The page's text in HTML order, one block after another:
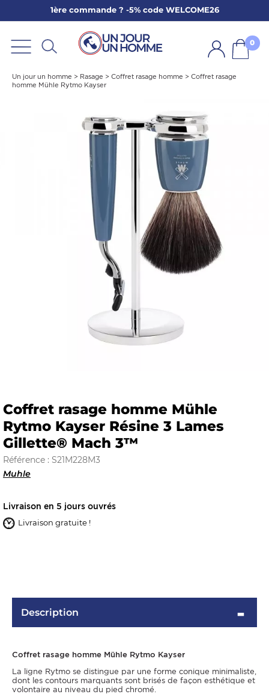
1ère commande ? -5% code WELCOME26
0
Un jour un homme > Rasage > Coffret rasage homme > Coffret rasage
homme Mühle Rytmo Kayser
Coffret rasage homme Mühle
Rytmo Kayser Résine 3 Lames
Gillette® Mach 3™
Référence : S21M228M3
Muhle
Livraison en 5 jours ouvrés
Livraison gratuite !
Description
Coffret rasage homme Mühle Rytmo Kayser
La ligne Rytmo se distingue par une forme conique minimaliste,
dont les contours marquants sont brisés de façon esthétique et
volontaire au niveau du pied chromé.